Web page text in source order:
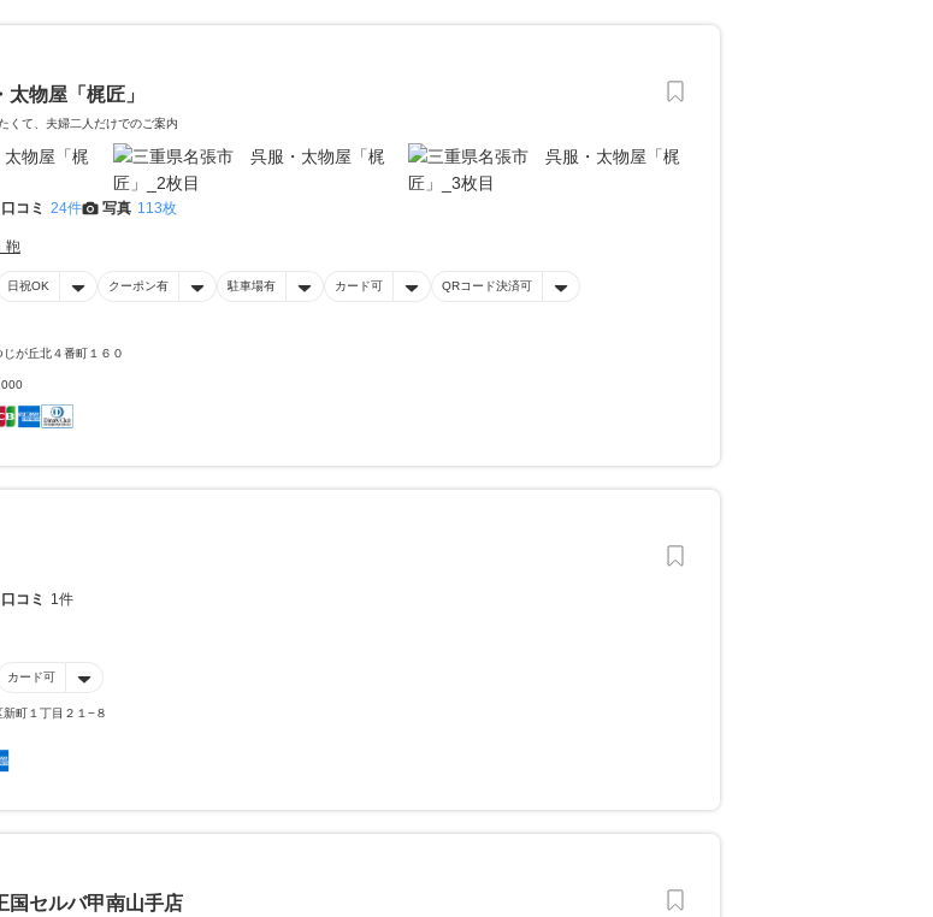
物屋「梶匠」
くて、夫婦二人だけでのご案内
口コミ 24件 写真 113枚
鞄
日祝OK クーポン有 駐車場有 カード可 QRコード決済可
が丘北４番町１６０
口コミ 1件
カード可
町１丁目２１−８
国セルバ甲南山手店